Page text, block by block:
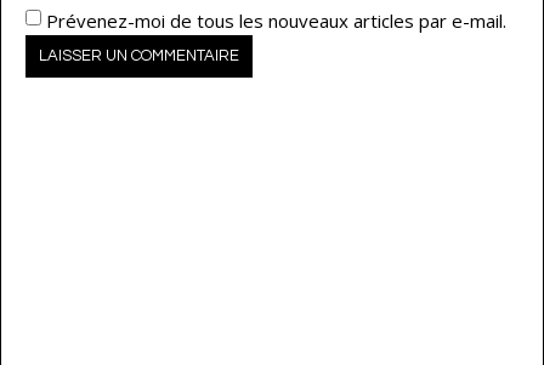
Prévenez-moi de tous les nouveaux articles par e-mail.